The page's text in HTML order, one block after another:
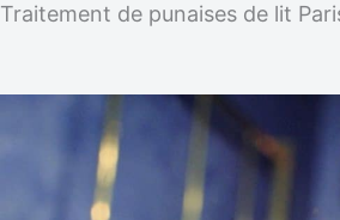
Traitement de punaises de lit